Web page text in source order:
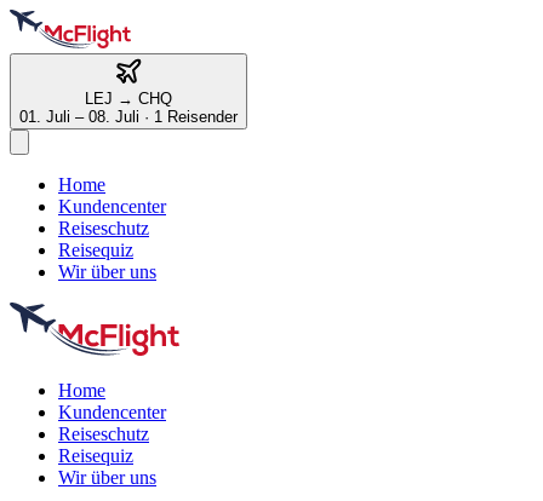
LEJ → CHQ
01. Juli – 08. Juli · 1 Reisender
Home
Kundencenter
Reiseschutz
Reisequiz
Wir über uns
Home
Kundencenter
Reiseschutz
Reisequiz
Wir über uns